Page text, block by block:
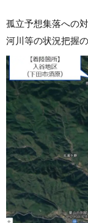
孤立予想集落への
河川等の状況把握